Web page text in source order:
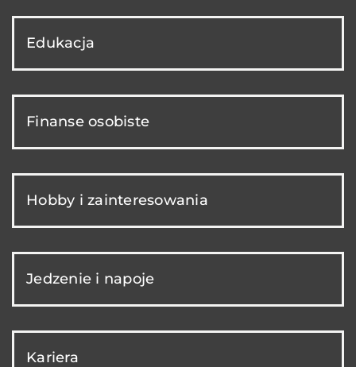
Edukacja
Finanse osobiste
Hobby i zainteresowania
Jedzenie i napoje
Kariera